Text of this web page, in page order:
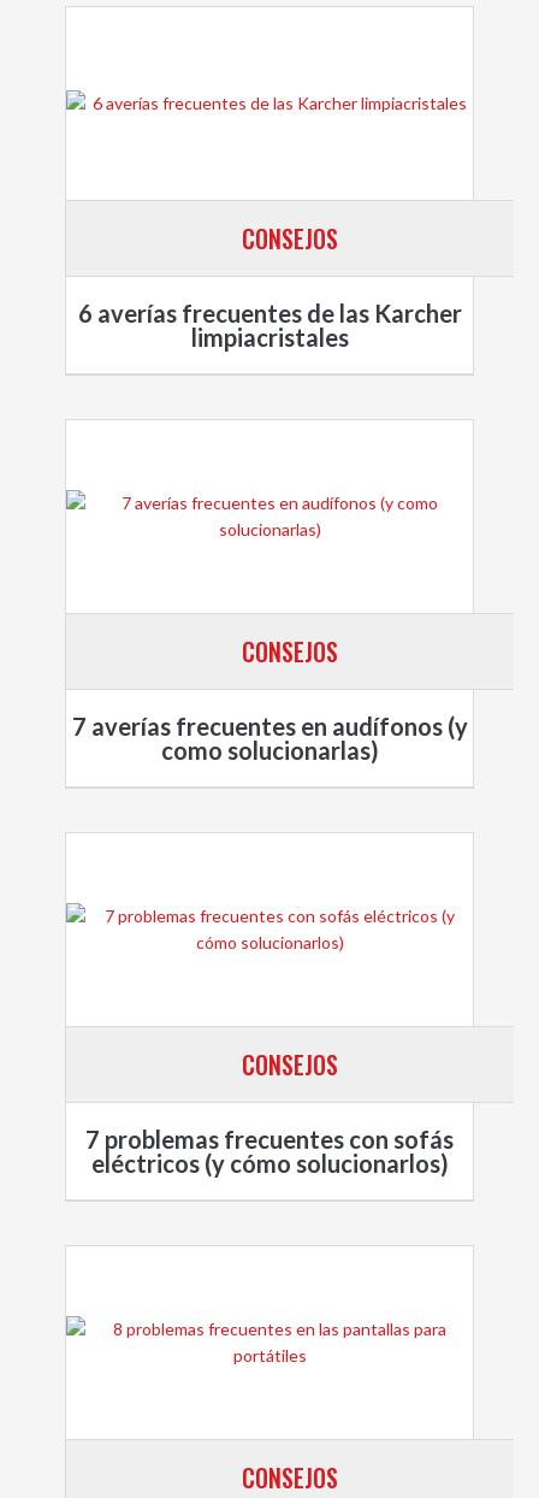
CONSEJOS
6 averías frecuentes de las Karcher
limpiacristales
CONSEJOS
7 averías frecuentes en audífonos (y
como solucionarlas)
CONSEJOS
7 problemas frecuentes con sofás
eléctricos (y cómo solucionarlos)
CONSEJOS